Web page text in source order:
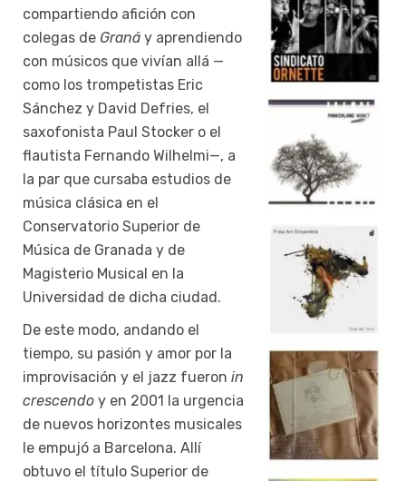
compartiendo afición con
colegas de Graná y aprendiendo
con músicos que vivían allá —
como los trompetistas Eric
Sánchez y David Defries, el
saxofonista Paul Stocker o el
flautista Fernando Wilhelmi—, a
la par que cursaba estudios de
música clásica en el
Conservatorio Superior de
Música de Granada y de
Magisterio Musical en la
Universidad de dicha ciudad.
De este modo, andando el
tiempo, su pasión y amor por la
improvisación y el jazz fueron in
crescendo y en 2001 la urgencia
de nuevos horizontes musicales
le empujó a Barcelona. Allí
obtuvo el título Superior de